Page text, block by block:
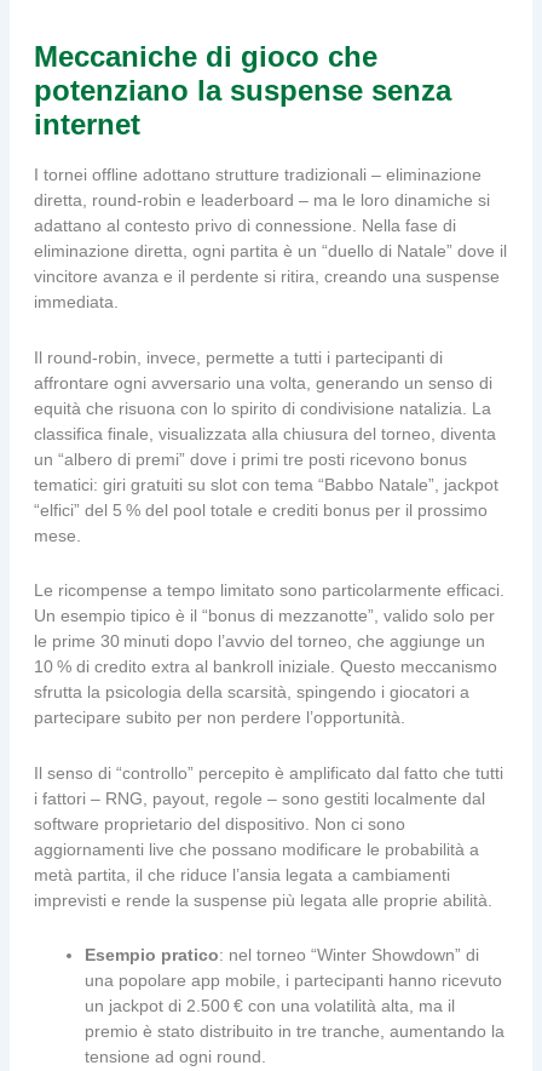
Meccaniche di gioco che
potenziano la suspense senza
internet
I tornei offline adottano strutture tradizionali – eliminazione
diretta, round‑robin e leaderboard – ma le loro dinamiche si
adattano al contesto privo di connessione. Nella fase di
eliminazione diretta, ogni partita è un “duello di Natale” dove il
vincitore avanza e il perdente si ritira, creando una suspense
immediata.
Il round‑robin, invece, permette a tutti i partecipanti di
affrontare ogni avversario una volta, generando un senso di
equità che risuona con lo spirito di condivisione natalizia. La
classifica finale, visualizzata alla chiusura del torneo, diventa
un “albero di premi” dove i primi tre posti ricevono bonus
tematici: giri gratuiti su slot con tema “Babbo Natale”, jackpot
“elfici” del 5 % del pool totale e crediti bonus per il prossimo
mese.
Le ricompense a tempo limitato sono particolarmente efficaci.
Un esempio tipico è il “bonus di mezzanotte”, valido solo per
le prime 30 minuti dopo l’avvio del torneo, che aggiunge un
10 % di credito extra al bankroll iniziale. Questo meccanismo
sfrutta la psicologia della scarsità, spingendo i giocatori a
partecipare subito per non perdere l’opportunità.
Il senso di “controllo” percepito è amplificato dal fatto che tutti
i fattori – RNG, payout, regole – sono gestiti localmente dal
software proprietario del dispositivo. Non ci sono
aggiornamenti live che possano modificare le probabilità a
metà partita, il che riduce l’ansia legata a cambiamenti
imprevisti e rende la suspense più legata alle proprie abilità.
Esempio pratico: nel torneo “Winter Showdown” di
una popolare app mobile, i partecipanti hanno ricevuto
un jackpot di 2.500 € con una volatilità alta, ma il
premio è stato distribuito in tre tranche, aumentando la
tensione ad ogni round.